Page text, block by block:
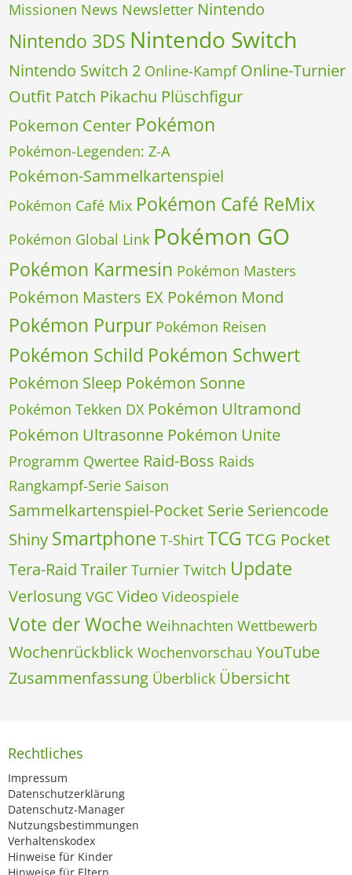
Missionen News Newsletter Nintendo
Nintendo 3DS Nintendo Switch
Nintendo Switch 2 Online-Kampf Online-Turnier
Outfit Patch Pikachu Plüschfigur
Pokemon Center Pokémon
Pokémon-Legenden: Z-A
Pokémon-Sammelkartenspiel
Pokémon Café Mix Pokémon Café ReMix
Pokémon Global Link Pokémon GO
Pokémon Karmesin Pokémon Masters
Pokémon Masters EX Pokémon Mond
Pokémon Purpur Pokémon Reisen
Pokémon Schild Pokémon Schwert
Pokémon Sleep Pokémon Sonne
Pokémon Tekken DX Pokémon Ultramond
Pokémon Ultrasonne Pokémon Unite
Programm Qwertee Raid-Boss Raids
Rangkampf-Serie Saison
Sammelkartenspiel-Pocket Serie Seriencode
Shiny Smartphone T-Shirt TCG TCG Pocket
Tera-Raid Trailer Turnier Twitch Update
Verlosung VGC Video Videospiele
Vote der Woche Weihnachten Wettbewerb
Wochenrückblick Wochenvorschau YouTube
Zusammenfassung Überblick Übersicht
Rechtliches
Impressum
Datenschutzerklärung
Datenschutz-Manager
Nutzungsbestimmungen
Verhaltenskodex
Hinweise für Kinder